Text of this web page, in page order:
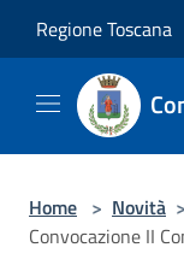
Regione Toscana
Home > Novità >
Convocazione II